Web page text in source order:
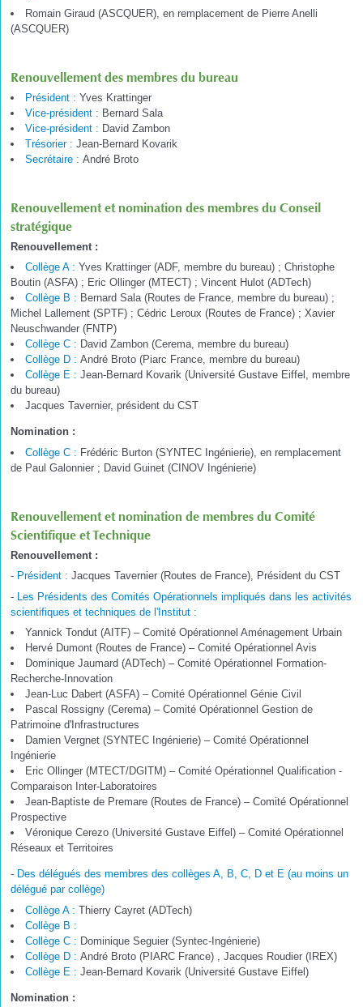
Romain Giraud (ASCQUER), en remplacement de Pierre Anelli
(ASCQUER)
Renouvellement des membres du bureau
Président : Yves Krattinger
Vice-président : Bernard Sala
Vice-président : David Zambon
Trésorier : Jean-Bernard Kovarik
Secrétaire : André Broto
Renouvellement et nomination des membres du Conseil
stratégique
Renouvellement :
Collège A : Yves Krattinger (ADF, membre du bureau) ; Christophe
Boutin (ASFA) ; Eric Ollinger (MTECT) ; Vincent Hulot (ADTech)
Collège B : Bernard Sala (Routes de France, membre du bureau) ;
Michel Lallement (SPTF) ; Cédric Leroux (Routes de France) ; Xavier
Neuschwander (FNTP)
Collège C : David Zambon (Cerema, membre du bureau)
Collège D : André Broto (Piarc France, membre du bureau)
Collège E : Jean-Bernard Kovarik (Université Gustave Eiffel, membre
du bureau)
Jacques Tavernier, président du CST
Nomination :
Collège C : Frédéric Burton (SYNTEC Ingénierie), en remplacement
de Paul Galonnier ; David Guinet (CINOV Ingénierie)
Renouvellement et nomination de membres du Comité
Scientifique et Technique
Renouvellement :
- Président : Jacques Tavernier (Routes de France), Président du CST
-
Les Présidents des Comités Opérationnels impliqués dans les activités
scientifiques et techniques de l'Institut :
Yannick Tondut (AITF) – Comité Opérationnel Aménagement Urbain
Hervé Dumont (Routes de France) – Comité Opérationnel Avis
Dominique Jaumard (ADTech) – Comité Opérationnel Formation-
Recherche-Innovation
Jean-Luc Dabert (ASFA) – Comité Opérationnel Génie Civil
Pascal Rossigny (Cerema) – Comité Opérationnel Gestion de
Patrimoine d'Infrastructures
Damien Vergnet (SYNTEC Ingénierie) – Comité Opérationnel
Ingénierie
Eric Ollinger (MTECT/DGITM) – Comité Opérationnel Qualification -
Comparaison Inter-Laboratoires
Jean-Baptiste de Premare (Routes de France) – Comité Opérationnel
Prospective
Véronique Cerezo (Université Gustave Eiffel) – Comité Opérationnel
Réseaux et Territoires
- Des délégués des membres des collèges A, B, C, D et E (au moins un
délégué par collège)
Collège A : Thierry Cayret (ADTech)
Collège B :
Collège C : Dominique Seguier (Syntec-Ingénierie)
Collège D : André Broto (PIARC France) , Jacques Roudier (IREX)
Collège E : Jean-Bernard Kovarik (Université Gustave Eiffel)
Nomination :